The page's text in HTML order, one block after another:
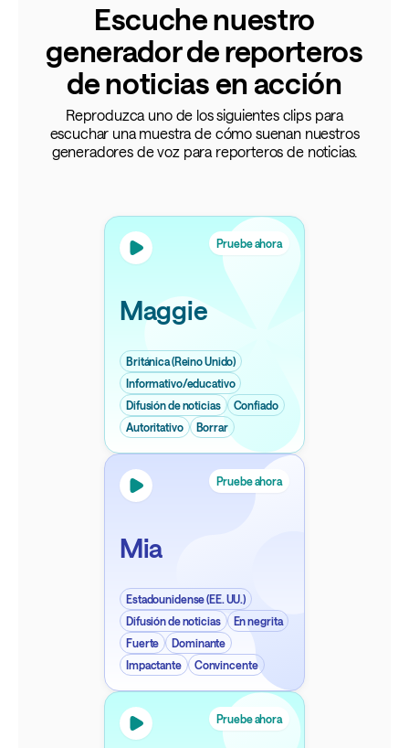
Escuche nuestro
generador de reporteros
de noticias en acción
Reproduzca uno de los siguientes clips para
escuchar una muestra de cómo suenan nuestros
generadores de voz para reporteros de noticias.
Pruebe ahora
Maggie
Británica (Reino Unido)
Informativo/educativo
Difusión de noticias
Confiado
Autoritativo
Borrar
Pruebe ahora
Mia
Estadounidense (EE. UU.)
Difusión de noticias
En negrita
Fuerte
Dominante
Impactante
Convincente
Pruebe ahora